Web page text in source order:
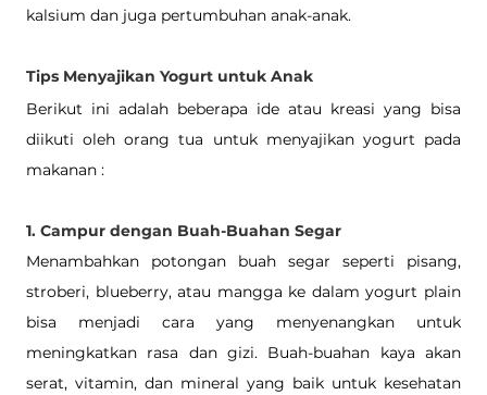
kalsium dan juga pertumbuhan anak-anak.
Tips Menyajikan Yogurt untuk Anak
Berikut ini adalah beberapa ide atau kreasi yang bisa
diikuti oleh orang tua untuk menyajikan yogurt pada
makanan :
1. Campur dengan Buah-Buahan Segar
Menambahkan potongan buah segar seperti pisang,
stroberi, blueberry, atau mangga ke dalam yogurt plain
bisa menjadi cara yang menyenangkan untuk
meningkatkan rasa dan gizi. Buah-buahan kaya akan
serat, vitamin, dan mineral yang baik untuk kesehatan